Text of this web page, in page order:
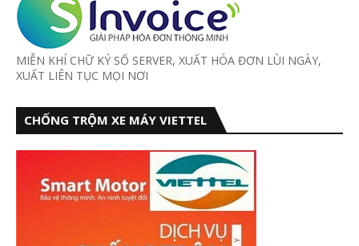
MIỄN KHÍ CHỮ KÝ SỐ SERVER, XUẤT HÓA ĐƠN LÙI NGÀY,
XUẤT LIÊN TỤC MỌI NƠI
CHỐNG TRỘM XE MÁY VIETTEL